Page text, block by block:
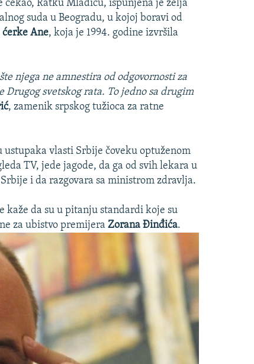
Ratku Mladiću, ispunjena je želja
suda u Beogradu, u kojoj boravi od
ćerke Ane, koja je 1994. godine izvršila
njega ne amnestira od odgovornosti za
Drugog svetskog rata. To jedno sa drugim
, zamenik srpskog tužioca za ratne
ustupaka vlasti Srbije čoveku optuženom
TV, jede jagode, da ga od svih lekara u
i da razgovara sa ministrom zdravlja.
kaže da su u pitanju standardi koje su
za ubistvo premijeraZorana Đinđića.